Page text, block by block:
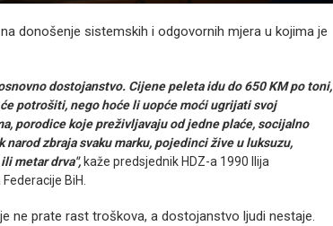
donošenje sistemskih i odgovornih mjera u kojima je
dostojanstvo. Cijene peleta idu do 650 KM po toni,
potrošiti, nego hoće li uopće moći ugrijati svoj
porodice koje preživljavaju od jedne plaće, socijalno
zbraja svaku marku, pojedinci žive u luksuzu,
metar drva", kaže predsjednik HDZ-a 1990 Ilija
BiH.
ne prate rast troškova, a dostojanstvo ljudi nestaje.